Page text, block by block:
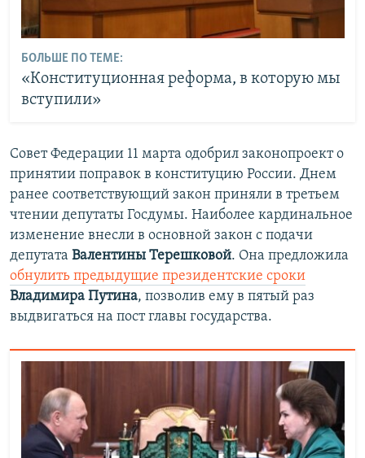
БОЛЬШЕ ПО ТЕМЕ:
«Конституционная реформа, в которую мы
вступили»
Совет Федерации 11 марта одобрил законопроект о
принятии поправок в конституцию России. Днем
ранее соответствующий закон приняли в третьем
чтении депутаты Госдумы. Наиболее кардинальное
изменение внесли в основной закон с подачи
депутата Валентины Терешковой. Она предложила
обнулить предыдущие президентские сроки
Владимира Путина, позволив ему в пятый раз
выдвигаться на пост главы государства.